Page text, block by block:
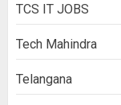
TCS IT JOBS
Tech Mahindra
Telangana